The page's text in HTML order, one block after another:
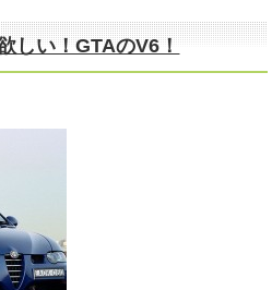
しい！GTAのV6！